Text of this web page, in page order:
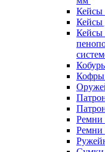
Кейсы
Кейсы
Кейсы
Кофры
Ремни
Ремни